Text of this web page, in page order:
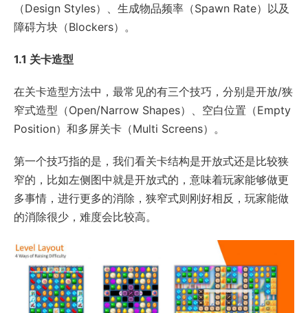
（Design Styles）、生成物品频率（Spawn Rate）以及
障碍方块（Blockers）。
1.1 关卡造型
在关卡造型方法中，最常见的有三个技巧，分别是开放/狭
窄式造型（Open/Narrow Shapes）、空白位置（Empty
Position）和多屏关卡（Multi Screens）。
第一个技巧指的是，我们看关卡结构是开放式还是比较狭
窄的，比如左侧图中就是开放式的，意味着玩家能够做更
多事情，进行更多的消除，狭窄式则刚好相反，玩家能做
的消除很少，难度会比较高。